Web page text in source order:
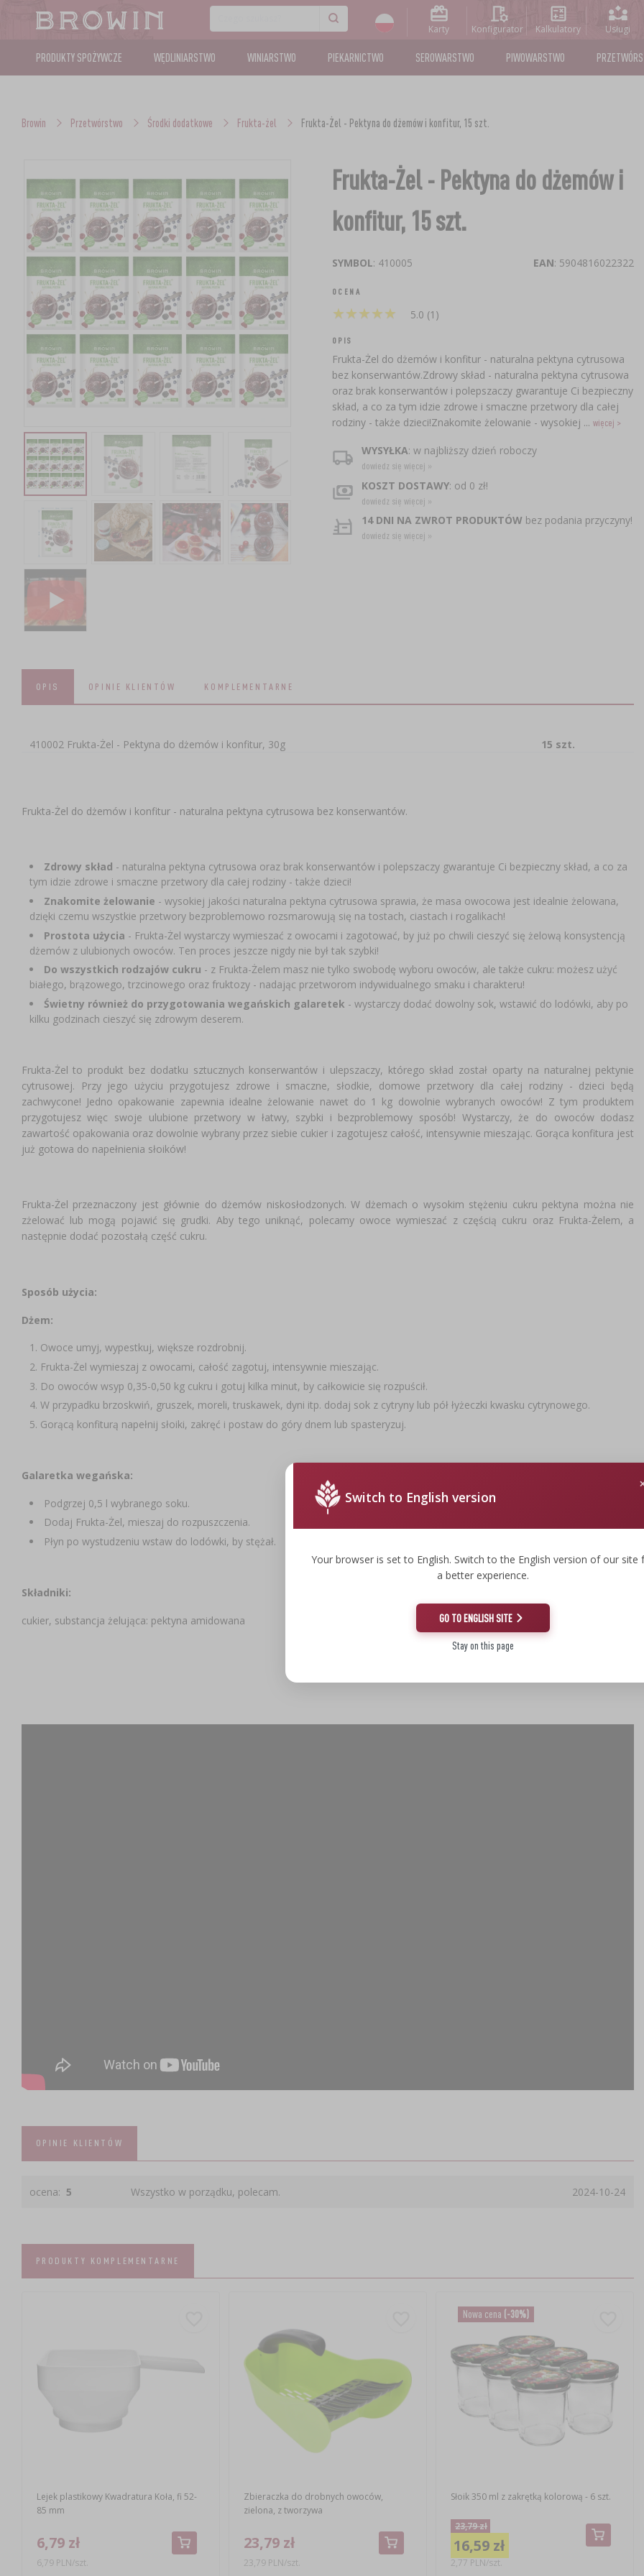
Karty Konfigurator Kalkulatory Usługi
PRODUKTY SPOŻYWCZE WĘDLINIARSTWO WINIARSTWO PIEKARNICTWO SEROWARSTWO PIWOWARSTWO
Browin Przetwórstwo Środki dodatkowe Frukta-żel Frukta-Żel - Pektyna do dżemów i konfitur, 15 szt.
Frukta-Żel - Pektyna do dżemów i
konfitur, 15 szt.
SYMBOL: 410005 EAN: 5904816022322
OCENA
★★★★★
★★★★★ 5.0 (1)
OPIS
Frukta-Żel do dżemów i konfitur - naturalna pektyna cytrusowa
bez konserwantów.Zdrowy skład - naturalna pektyna cytrusowa
oraz brak konserwantów i polepszaczy gwarantuje Ci bezpieczny
skład, a co za tym idzie zdrowe i smaczne przetwory dla całej
rodziny - także dzieci!Znakomite żelowanie - wysokiej ... więcej >
WYSYŁKA: w najbliższy dzień roboczy
dowiedz się więcej »
KOSZT DOSTAWY: od 0 zł!
dowiedz się więcej »
14 DNI NA ZWROT PRODUKTÓW bez podania przyczyny!
dowiedz się więcej »
OPIS OPINIE KLIENTÓW KOMPLEMENTARNE
SKŁADNIKI ZESTAWU
410002 Frukta-Żel - Pektyna do dżemów i konfitur, 30g 15 szt.
Frukta-Żel do dżemów i konfitur - naturalna pektyna cytrusowa bez konserwantów.
Zdrowy skład - naturalna pektyna cytrusowa oraz brak konserwantów i polepszaczy gwarantuje Ci bezpieczny skład, a co za
tym idzie zdrowe i smaczne przetwory dla całej rodziny - także dzieci!
Znakomite żelowanie - wysokiej jakości naturalna pektyna cytrusowa sprawia, że masa owocowa jest idealnie żelowana,
dzięki czemu wszystkie przetwory bezproblemowo rozsmarowują się na tostach, ciastach i rogalikach!
Prostota użycia - Frukta-Żel wystarczy wymieszać z owocami i zagotować, by już po chwili cieszyć się żelową konsystencją
dżemów z ulubionych owoców. Ten proces jeszcze nigdy nie był tak szybki!
Do wszystkich rodzajów cukru - z Frukta-Żelem masz nie tylko swobodę wyboru owoców, ale także cukru: możesz użyć
białego, brązowego, trzcinowego oraz fruktozy - nadając przetworom indywidualnego smaku i charakteru!
Świetny również do przygotowania wegańskich galaretek - wystarczy dodać dowolny sok, wstawić do lodówki, aby po
kilku godzinach cieszyć się zdrowym deserem.
Frukta-Żel to produkt bez dodatku sztucznych konserwantów i ulepszaczy, którego skład został oparty na naturalnej pektynie
cytrusowej. Przy jego użyciu przygotujesz zdrowe i smaczne, słodkie, domowe przetwory dla całej rodziny - dzieci będą
zachwycone! Jedno opakowanie zapewnia idealne żelowanie nawet do 1 kg dowolnie wybranych owoców! Z tym produktem
przygotujesz więc swoje ulubione przetwory w łatwy, szybki i bezproblemowy sposób! Wystarczy, że do owoców dodasz
zawartość opakowania oraz dowolnie wybrany przez siebie cukier i zagotujesz całość, intensywnie mieszając. Gorąca konfitura jest
już gotowa do napełnienia słoików!
Frukta-Żel przeznaczony jest głównie do dżemów niskosłodzonych. W dżemach o wysokim stężeniu cukru pektyna można nie
zżelować lub mogą pojawić się grudki. Aby tego uniknąć, polecamy owoce wymieszać z częścią cukru oraz Frukta-Żelem, a
następnie dodać pozostałą część cukru.
Sposób użycia:
Dżem:
Owoce umyj, wypestkuj, większe rozdrobnij.
Frukta-Żel wymieszaj z owocami, całość zagotuj, intensywnie mieszając.
Do owoców wsyp 0,35-0,50 kg cukru i gotuj kilka minut, by całkowicie się rozpuścił.
W przypadku brzoskwiń, gruszek, moreli, truskawek, dyni itp. dodaj sok z cytryny lub pół łyżeczki kwasku cytrynowego.
Gorącą konfiturą napełnij słoiki, zakręć i postaw do góry dnem lub spasteryzuj.
Galaretka wegańska:
Podgrzej 0,5 l wybranego soku.
Dodaj Frukta-Żel, mieszaj do rozpuszczenia.
Płyn po wystudzeniu wstaw do lodówki, by stężał.
Składniki:
cukier, substancja żelująca: pektyna amidowana
OPINIE KLIENTÓW
ocena: 5 Wszystko w porządku, polecam. 2024-10-24
PRODUKTY KOMPLEMENTARNE
Lejek plastikowy Kwadratura Koła, fi 52-
85 mm
6,79 zł
6,79 PLN/szt.
Zbieraczka do drobnych owoców,
zielona, z tworzywa
23,79 zł
23,79 PLN/szt.
Nowa cena (-30%)
Słoik 350 ml z zakrętką kolorową - 6 szt.
23,79 zł
16,59 zł
2,77 PLN/szt.
Switch to English version
Your browser is set to English. Switch to the English version of our site
a better experience.
GO TO ENGLISH SITE
Stay on this page